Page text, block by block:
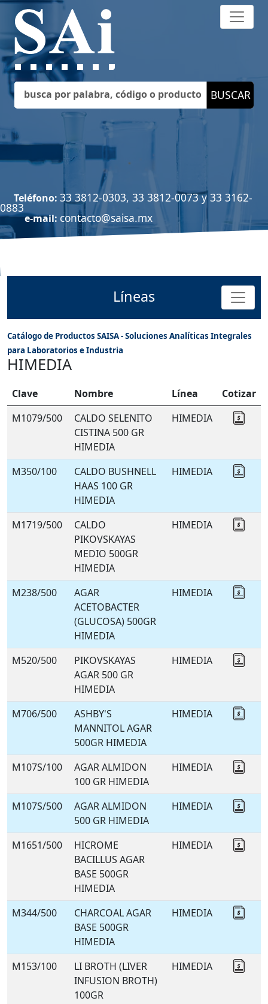
Teléfono: 33 3812-0303, 33 3812-0073 y 33 3162-
0883
e-mail: contacto@saisa.mx
Líneas
Catálogo de Productos SAISA - Soluciones Analíticas Integrales
para Laboratorios e Industria
HIMEDIA
Clave Nombre Línea
Cotizar
M1079/500
CALDO SELENITO
CISTINA 500 GR
HIMEDIA
HIMEDIA
M350/100
CALDO BUSHNELL
HAAS 100 GR
HIMEDIA
HIMEDIA
M1719/500
CALDO
PIKOVSKAYAS
MEDIO 500GR
HIMEDIA
HIMEDIA
M238/500
AGAR
ACETOBACTER
(GLUCOSA) 500GR
HIMEDIA
HIMEDIA
M520/500
PIKOVSKAYAS
AGAR 500 GR
HIMEDIA
HIMEDIA
M706/500
ASHBY'S
MANNITOL AGAR
500GR HIMEDIA
HIMEDIA
M107S/100
AGAR ALMIDON
100 GR HIMEDIA
HIMEDIA
M107S/500
AGAR ALMIDON
500 GR HIMEDIA
HIMEDIA
M1651/500
HICROME
BACILLUS AGAR
BASE 500GR
HIMEDIA
HIMEDIA
M344/500
CHARCOAL AGAR
BASE 500GR
HIMEDIA
HIMEDIA
M153/100
LI BROTH (LIVER
INFUSION BROTH)
100GR
HIMEDIA